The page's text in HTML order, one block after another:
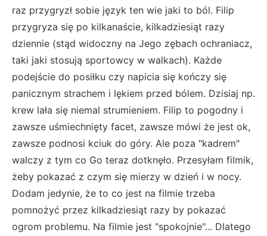
raz przygryzł sobie język ten wie jaki to ból. Filip
przygryza się po kilkanaście, kilkadziesiąt razy
dziennie (stąd widoczny na Jego zębach ochraniacz,
taki jaki stosują sportowcy w walkach). Każde
podejście do posiłku czy napicia się kończy się
panicznym strachem i lękiem przed bólem. Dzisiaj np.
krew lała się niemal strumieniem. Filip to pogodny i
zawsze uśmiechnięty facet, zawsze mówi że jest ok,
zawsze podnosi kciuk do góry. Ale poza "kadrem"
walczy z tym co Go teraz dotknęło. Przesyłam filmik,
żeby pokazać z czym się mierzy w dzień i w nocy.
Dodam jedynie, że to co jest na filmie trzeba
pomnożyć przez kilkadziesiąt razy by pokazać
ogrom problemu. Na filmie jest "spokojnie"... Dlatego